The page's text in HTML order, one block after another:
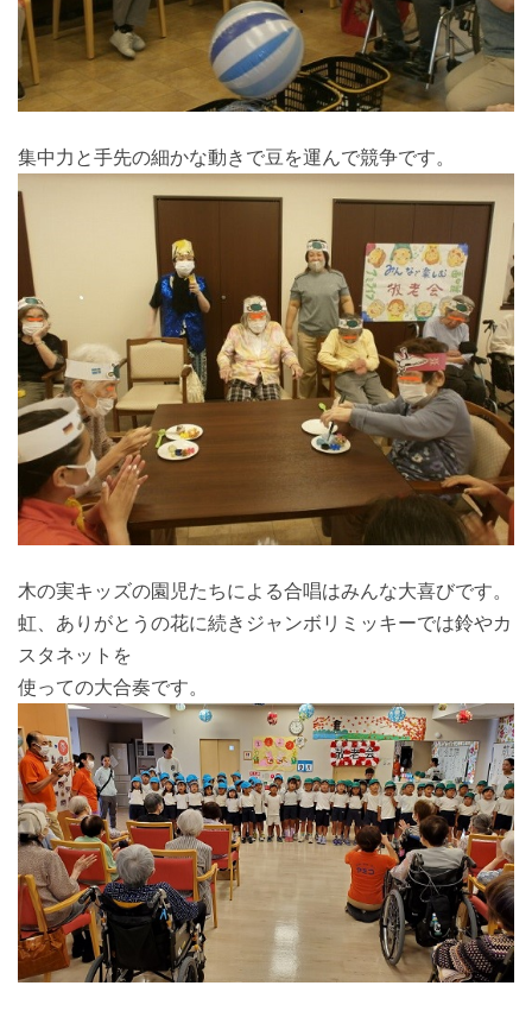
集中力と手先の細かな動きで豆を運んで競争です。
木の実キッズの園児たちによる合唱はみんな大喜びです。
虹、ありがとうの花に続きジャンボリミッキーでは鈴やカ
スタネットを
使っての大合奏です。